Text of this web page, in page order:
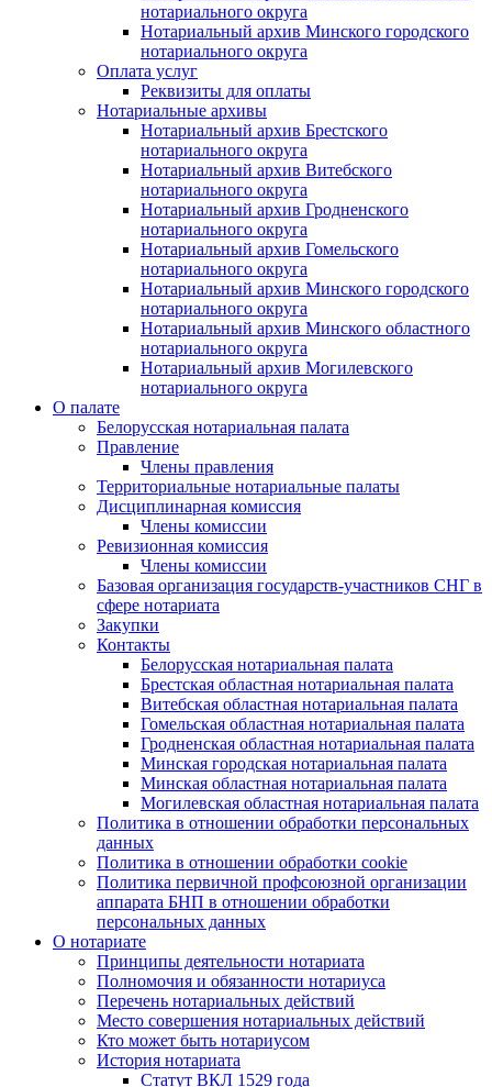
нотариального округа
Нотариальный архив Минского городского
нотариального округа
Оплата услуг
Реквизиты для оплаты
Нотариальные архивы
Нотариальный архив Брестского
нотариального округа
Нотариальный архив Витебского
нотариального округа
Нотариальный архив Гродненского
нотариального округа
Нотариальный архив Гомельского
нотариального округа
Нотариальный архив Минского городского
нотариального округа
Нотариальный архив Минского областного
нотариального округа
Нотариальный архив Могилевского
нотариального округа
О палате
Белорусская нотариальная палата
Правление
Члены правления
Территориальные нотариальные палаты
Дисциплинарная комиссия
Члены комиссии
Ревизионная комиссия
Члены комиссии
Базовая организация государств-участников СНГ в
сфере нотариата
Закупки
Контакты
Белорусская нотариальная палата
Брестская областная нотариальная палата
Витебская областная нотариальная палата
Гомельская областная нотариальная палата
Гродненская областная нотариальная палата
Минская городская нотариальная палата
Минская областная нотариальная палата
Могилевская областная нотариальная палата
Политика в отношении обработки персональных
данных
Политика в отношении обработки cookie
Политика первичной профсоюзной организации
аппарата БНП в отношении обработки
персональных данных
О нотариате
Принципы деятельности нотариата
Полномочия и обязанности нотариуса
Перечень нотариальных действий
Место совершения нотариальных действий
Кто может быть нотариусом
История нотариата
Статут ВКЛ 1529 года